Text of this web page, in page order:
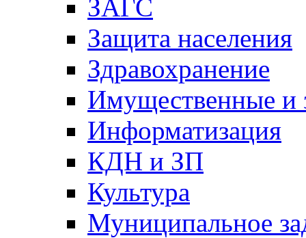
ЗАГС
Защита населения
Здравохранение
Имущественные и
Информатизация
КДН и ЗП
Культура
Муниципальное